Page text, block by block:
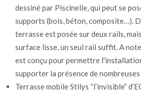
dessiné par Piscinelle, qui peut se
supports (bois, béton, composite…).
terrasse est posée sur deux rails,
surface lisse, un seul rail suffit. A
est conçu pour permettre
supporter la présence de
Terrasse mobile Stilys “l’invisible”